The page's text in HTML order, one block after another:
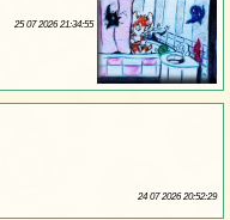
25 07 2026 21:34:55
24 07 2026 20:52:29